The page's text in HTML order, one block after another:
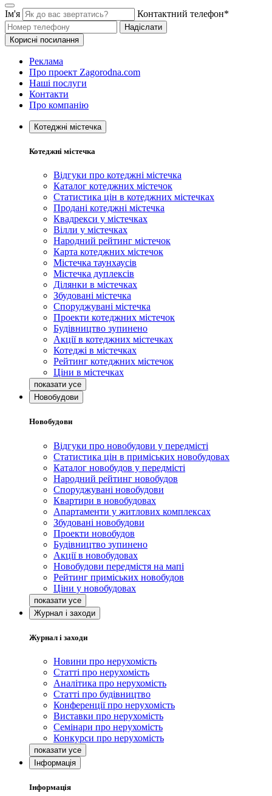
Ім'я Контактний телефон*
Надіслати
Корисні посилання
Реклама
Про проект Zagorodna.com
Наші послуги
Контакти
Про компанію
Котеджні містечка
Котеджні містечка
Відгуки про котеджні містечка
Каталог котеджних містечок
Статистика цін в котеджних містечках
Продані котеджні містечка
Квадрекси у містечках
Вілли у містечках
Народний рейтинг містечок
Карта котеджних містечок
Містечка таунхаусів
Містечка дуплексів
Ділянки в містечках
Збудовані містечка
Споруджувані містечка
Проекти котеджних містечок
Будівництво зупинено
Акції в котеджних містечках
Котеджі в містечках
Рейтинг котеджних містечок
Ціни в містечках
Новобудови
Новобудови
Відгуки про новобудови у передмісті
Статистика цін в приміських новобудовах
Каталог новобудов у передмісті
Народний рейтинг новобудов
Споруджувані новобудови
Квартири в новобудовах
Апартаменти у житлових комплексах
Збудовані новобудови
Проекти новобудов
Будівництво зупинено
Акції в новобудовах
Новобудови передмістя на мапі
Рейтинг приміських новобудов
Ціни у новобудовах
Журнал і заходи
Журнал і заходи
Новини про нерухомість
Статті про нерухомість
Аналітика про нерухомість
Статті про будівництво
Конференції про нерухомість
Виставки про нерухомість
Семінари про нерухомість
Конкурси про нерухомість
Інформація
Інформація